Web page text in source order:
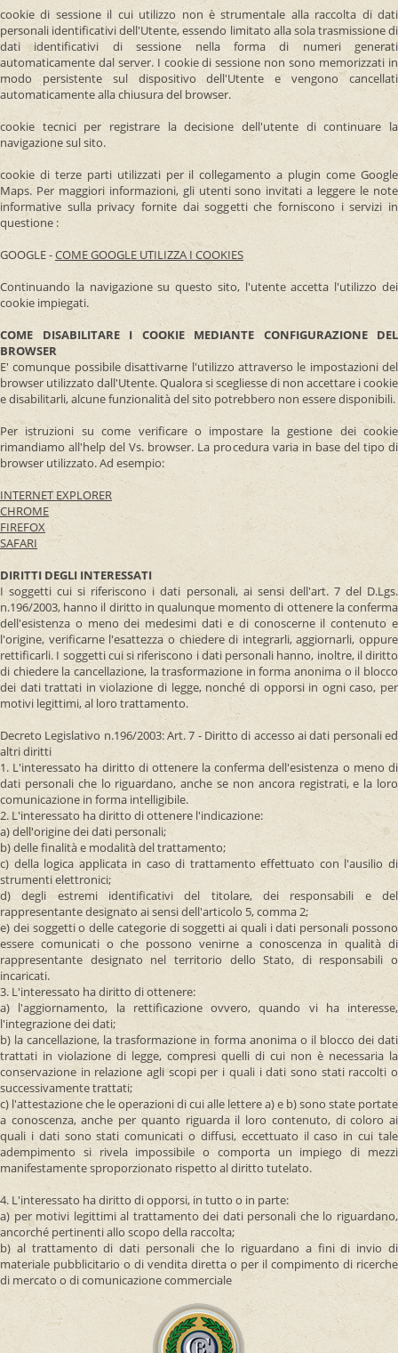
cookie di sessione il cui utilizzo non è strumentale alla raccolta di dati
personali identificativi dell'Utente, essendo limitato alla sola trasmissione di
dati identificativi di sessione nella forma di numeri generati
automaticamente dal server. I cookie di sessione non sono memorizzati in
modo persistente sul dispositivo dell'Utente e vengono cancellati
automaticamente alla chiusura del browser.
cookie tecnici per registrare la decisione dell'utente di continuare la
navigazione sul sito.
cookie di terze parti utilizzati per il collegamento a plugin come Google
Maps. Per maggiori informazioni, gli utenti sono invitati a leggere le note
informative sulla privacy fornite dai soggetti che forniscono i servizi in
questione :
GOOGLE -COME GOOGLE UTILIZZA I COOKIES
Continuando la navigazione su questo sito, l'utente accetta l'utilizzo dei
cookie impiegati.
COME DISABILITARE I COOKIE MEDIANTE CONFIGURAZIONE DEL
BROWSER
E' comunque possibile disattivarne l'utilizzo attraverso le impostazioni del
browser utilizzato dall'Utente. Qualora si scegliesse di non accettare i cookie
e disabilitarli, alcune funzionalità del sito potrebbero non essere disponibili.
Per istruzioni su come verificare o impostare la gestione dei cookie
rimandiamo all'help del Vs. browser. La procedura varia in base del tipo di
browser utilizzato. Ad esempio:
INTERNET EXPLORER
CHROME
FIREFOX
SAFARI
DIRITTI DEGLI INTERESSATI
I soggetti cui si riferiscono i dati personali, ai sensi dell'art. 7 del D.Lgs.
n.196/2003, hanno il diritto in qualunque momento di ottenere la conferma
dell'esistenza o meno dei medesimi dati e di conoscerne il contenuto e
l'origine, verificarne l'esattezza o chiedere di integrarli, aggiornarli, oppure
rettificarli. I soggetti cui si riferiscono i dati personali hanno, inoltre, il diritto
di chiedere la cancellazione, la trasformazione in forma anonima o il blocco
dei dati trattati in violazione di legge, nonché di opporsi in ogni caso, per
motivi legittimi, al loro trattamento.
Decreto Legislativo n.196/2003: Art. 7 - Diritto di accesso ai dati personali ed
altri diritti
1. L'interessato ha diritto di ottenere la conferma dell'esistenza o meno di
dati personali che lo riguardano, anche se non ancora registrati, e la loro
comunicazione in forma intelligibile.
2. L'interessato ha diritto di ottenere l'indicazione:
a) dell'origine dei dati personali;
b) delle finalità e modalità del trattamento;
c) della logica applicata in caso di trattamento effettuato con l'ausilio di
strumenti elettronici;
d) degli estremi identificativi del titolare, dei responsabili e del
rappresentante designato ai sensi dell'articolo 5, comma 2;
e) dei soggetti o delle categorie di soggetti ai quali i dati personali possono
essere comunicati o che possono venirne a conoscenza in qualità di
rappresentante designato nel territorio dello Stato, di responsabili o
incaricati.
3. L'interessato ha diritto di ottenere:
a) l'aggiornamento, la rettificazione ovvero, quando vi ha interesse,
l'integrazione dei dati;
b) la cancellazione, la trasformazione in forma anonima o il blocco dei dati
trattati in violazione di legge, compresi quelli di cui non è necessaria la
conservazione in relazione agli scopi per i quali i dati sono stati raccolti o
successivamente trattati;
c) l'attestazione che le operazioni di cui alle lettere a) e b) sono state portate
a conoscenza, anche per quanto riguarda il loro contenuto, di coloro ai
quali i dati sono stati comunicati o diffusi, eccettuato il caso in cui tale
adempimento si rivela impossibile o comporta un impiego di mezzi
manifestamente sproporzionato rispetto al diritto tutelato.
4. L'interessato ha diritto di opporsi, in tutto o in parte:
a) per motivi legittimi al trattamento dei dati personali che lo riguardano,
ancorché pertinenti allo scopo della raccolta;
b) al trattamento di dati personali che lo riguardano a fini di invio di
materiale pubblicitario o di vendita diretta o per il compimento di ricerche
di mercato o di comunicazione commerciale